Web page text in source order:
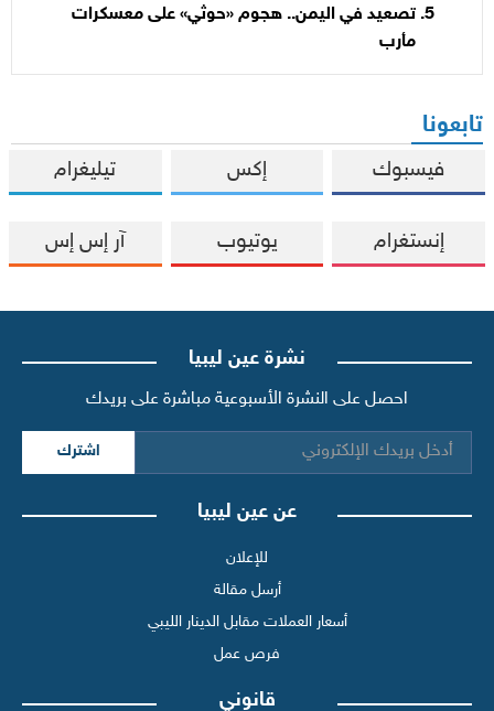
تصعيد في اليمن.. هجوم «حوثي» على معسكرات
مأرب
تابعونا
فيسبوك إكس تيليغرام
إنستغرام يوتيوب آر إس إس
نشرة عين ليبيا
احصل على النشرة الأسبوعية مباشرة على بريدك
اشترك
عن عين ليبيا
للإعلان
أرسل مقالة
أسعار العملات مقابل الدينار الليبي
فرص عمل
قانوني